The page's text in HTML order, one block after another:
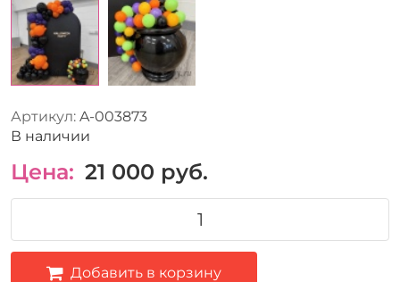
Артикул: A-003873
В наличии
Цена: 21 000 руб.
Добавить в корзину